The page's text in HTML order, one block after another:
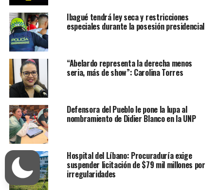
Ibagué tendrá ley seca y restricciones
especiales durante la posesión presidencial
“Abelardo representa la derecha menos
seria, más de show”: Carolina Torres
Defensora del Pueblo le pone la lupa al
nombramiento de Didier Blanco en la UNP
Hospital del Líbano: Procuraduría exige
suspender licitación de $79 mil millones por
irregularidades